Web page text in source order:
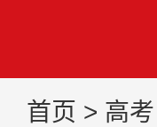
首页 > 高考